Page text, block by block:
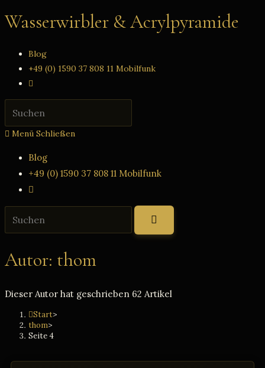
Inhalt
Wasserwirbler & Acrylpyramide
Blog
+49 (0) 1590 37 808 11 Mobilfunk
Website-
Suche
umschalten
search
Menü Schließen
Blog
+49 (0) 1590 37 808 11 Mobilfunk
Website-
Suche
umschalten
Website
Autor: thom
Dieser Autor hat geschrieben 62 Artikel
Start>
thom>
Seite 4